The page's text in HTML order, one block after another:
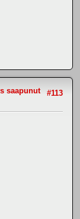
#113
saapunut